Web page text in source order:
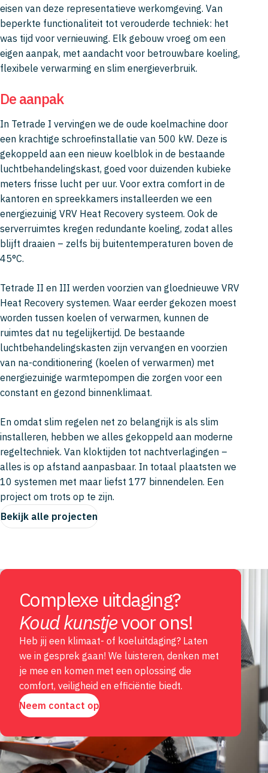
eisen van deze representatieve werkomgeving. Van
beperkte functionaliteit tot verouderde techniek: het
was tijd voor vernieuwing. Elk gebouw vroeg om een
eigen aanpak, met aandacht voor betrouwbare koeling,
flexibele verwarming en slim energieverbruik.
De aanpak
In Tetrade I vervingen we de oude koelmachine door
een krachtige schroefinstallatie van 500 kW. Deze is
gekoppeld aan een nieuw koelblok in de bestaande
luchtbehandelingskast, goed voor duizenden kubieke
meters frisse lucht per uur. Voor extra comfort in de
kantoren en spreekkamers installeerden we een
energiezuinig VRV Heat Recovery systeem. Ook de
serverruimtes kregen redundante koeling, zodat alles
blijft draaien – zelfs bij buitentemperaturen boven de
45°C.
Tetrade II en III werden voorzien van gloednieuwe VRV
Heat Recovery systemen. Waar eerder gekozen moest
worden tussen koelen of verwarmen, kunnen de
ruimtes dat nu tegelijkertijd. De bestaande
luchtbehandelingskasten zijn vervangen en voorzien
van na-conditionering (koelen of verwarmen) met
energiezuinige warmtepompen die zorgen voor een
constant en gezond binnenklimaat.
En omdat slim regelen net zo belangrijk is als slim
installeren, hebben we alles gekoppeld aan moderne
regeltechniek. Van kloktijden tot nachtverlagingen –
alles is op afstand aanpasbaar. In totaal plaatsten we
10 systemen met maar liefst 177 binnendelen. Een
project om trots op te zijn.
Bekijk alle projecten
Complexe uitdaging?
Koud kunstjevoor ons!
Heb jij een klimaat- of koeluitdaging? Laten
we in gesprek gaan! We luisteren, denken met
je mee en komen met een oplossing die
comfort, veiligheid en efficiëntie biedt.
Neem contact op